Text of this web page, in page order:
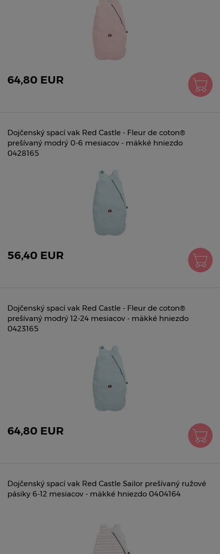
64,80 EUR
Dojčenský spací vak Red Castle - Fleur de coton®
prešívaný modrý 0-6 mesiacov - mäkké hniezdo
0428165
56,40 EUR
Dojčenský spací vak Red Castle - Fleur de coton®
prešívaný modrý 12-24 mesiacov - mäkké hniezdo
0423165
64,80 EUR
Dojčenský spací vak Red Castle Sailor prešívaný ružové
pásiky 6-12 mesiacov - mäkké hniezdo 0404164